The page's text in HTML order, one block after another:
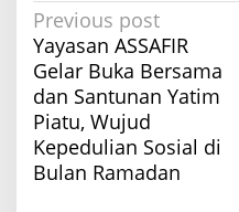
P
o
s
t
n
a
Previous post
Yayasan ASSAFIR
Gelar Buka Bersama
dan Santunan Yatim
Piatu, Wujud
Kepedulian Sosial di
Bulan Ramadan